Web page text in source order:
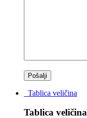
Tablica veličina
Tablica veličina